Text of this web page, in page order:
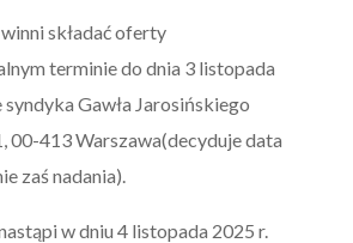
składać oferty
terminie do dnia 3 listopada
Gawła Jarosińskiego
00-413 Warszawa(decyduje data
zaś nadania).
w dniu 4 listopada 2025 r.